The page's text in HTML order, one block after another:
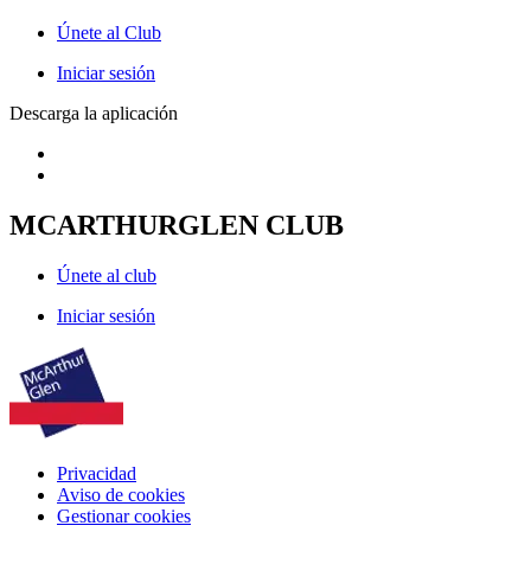
Únete al Club
Iniciar sesión
Descarga la aplicación
MCARTHURGLEN CLUB
Únete al club
Iniciar sesión
Privacidad
Aviso de cookies
Gestionar cookies